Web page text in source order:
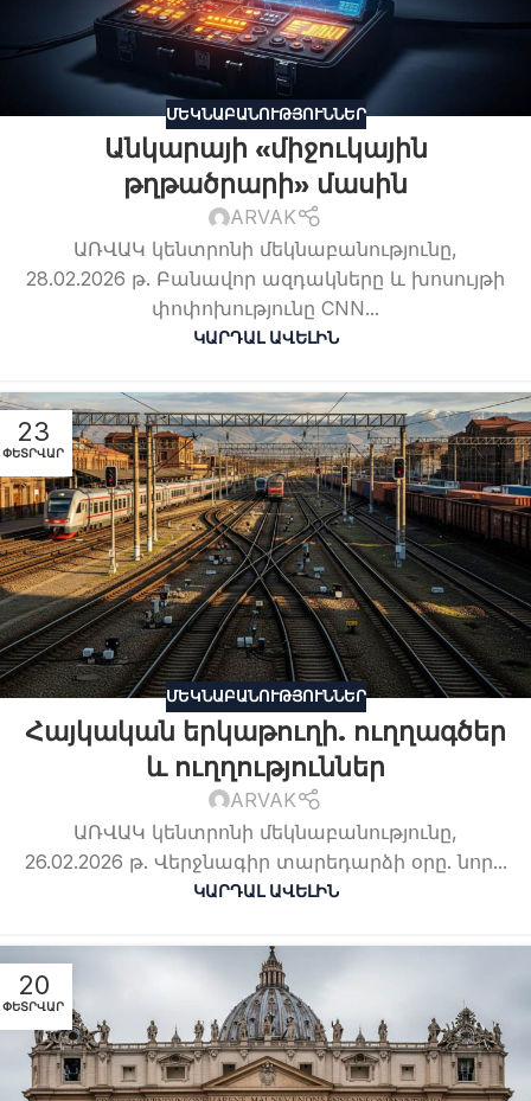
ՄԵԿՆԱԲԱՆՈՒԹՅՈՒՆՆԵՐ
Անկարայի «միջուկային
թղթածրարի» մասին
ARVAK
ԱՌՎԱԿ կենտրոնի մեկնաբանությունը,
28.02.2026 թ. Բանավոր ազդակները և խոսույթի
փոփոխությունը CNN...
ԿԱՐԴԱԼ ԱՎԵԼԻՆ
23
ՓԵՏՐՎԱՐ
ՄԵԿՆԱԲԱՆՈՒԹՅՈՒՆՆԵՐ
Հայկական երկաթուղի. ուղղագծեր
և ուղղություններ
ARVAK
ԱՌՎԱԿ կենտրոնի մեկնաբանությունը,
26.02.2026 թ. Վերջնագիր տարեդարձի օրը. նոր...
ԿԱՐԴԱԼ ԱՎԵԼԻՆ
20
ՓԵՏՐՎԱՐ